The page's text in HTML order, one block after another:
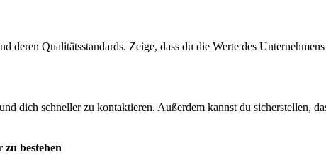
Qualitätsstandards. Zeige, dass du die Werte des
dich schneller zu kontaktieren. Außerdem kannst du sicherstellen,
bestehen